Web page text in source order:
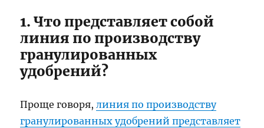
1. Что представляет собой
линия по производству
гранулированных
удобрений?
Проще говоря,линия по производству
гранулированных удобрений представляет